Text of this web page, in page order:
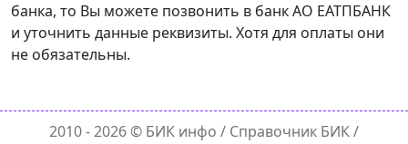
банка, то Вы можете позвонить в банк АО ЕАТПБАНК
и уточнить данные реквизиты. Хотя для оплаты они
не обязательны.
2010 - 2026 © БИК инфо / Справочник БИК /